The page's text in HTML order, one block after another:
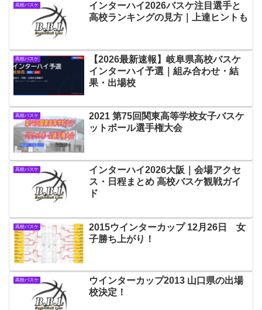
高校バスケ
インターハイ2026バスケ注目選手と
高校ランキングの見方｜上達ヒントも
高校バスケ
【2026最新速報】岐阜県高校バスケ
インターハイ予選｜組み合わせ・結
果・出場校
高校バスケ
2021 第75回関東高等学校女子バスケ
ットボール選手権大会
高校バスケ
インターハイ2026大阪｜会場アクセ
ス・日程まとめ 高校バスケ観戦ガイ
ド
高校バスケ
2015ウインターカップ 12月26日 女
子勝ち上がり！
高校バスケ
ウインターカップ2013 山口県の出場
校決定！